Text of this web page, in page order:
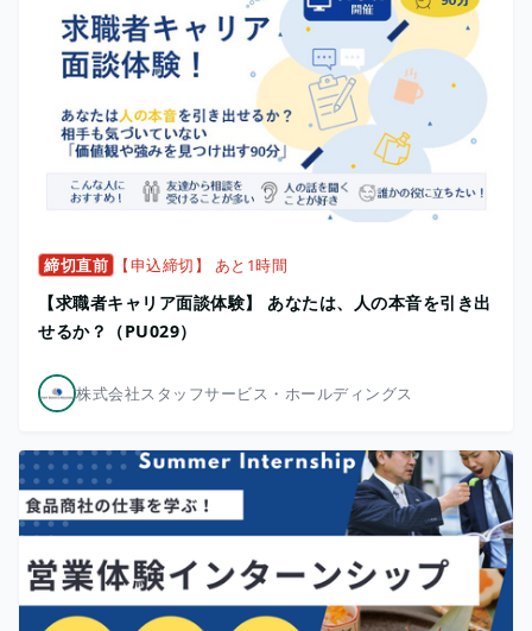
締切直前 【申込締切】 あと1時間
【求職者キャリア面談体験】 あなたは、人の本音を引き出
せるか？（PU029）
株式会社スタッフサービス・ホールディングス